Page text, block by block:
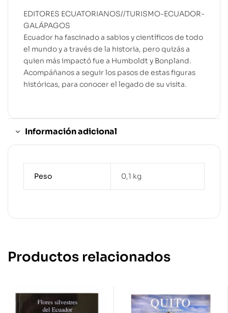
EDITORES ECUATORIANOS//TURISMO-ECUADOR-
GALÁPAGOS
Ecuador ha fascinado a sabios y científicos de todo
el mundo y a través de la historia, pero quizás a
quien más impactó fue a Humboldt y Bonpland.
Acompáñanos a seguir los pasos de estas figuras
históricas, para conocer el legado de su visita.
Información adicional
Peso 0,1 kg
Productos relacionados